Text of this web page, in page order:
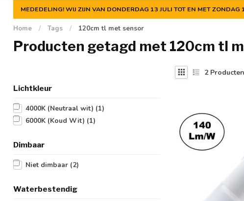
MEDEDELING! WIJ ZIJN VAN DONDERDAG 13 JULI TOT EN MET
Home / Tags / 120cm tl met sensor
Producten getagd met 120cm tl
Lichtkleur
4000K (Neutraal wit) (1)
6000K (Koud Wit) (1)
Dimbaar
Niet dimbaar (2)
Waterbestendig
2Producten